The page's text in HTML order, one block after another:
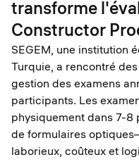
transforme
Constructor
SEGEM, une institution
Turquie, a rencontré
gestion des examens
participants. Les
physiquement dans 7-8
de formulaires
laborieux, coûteux et